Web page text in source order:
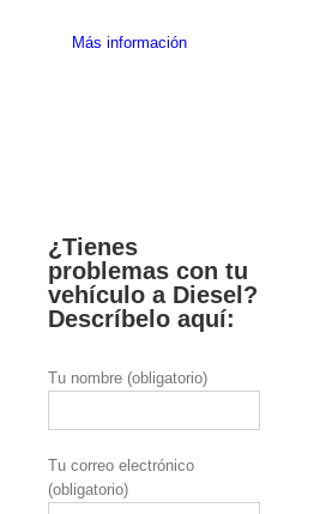
Más información
¿Tienes
problemas con tu
vehículo a Diesel?
Descríbelo aquí:
Tu nombre (obligatorio)
Tu correo electrónico
(obligatorio)